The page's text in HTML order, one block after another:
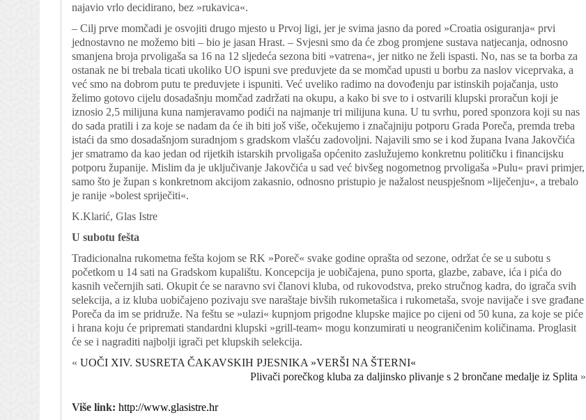
najavio vrlo decidirano, bez »rukavica«.
– Cilj prve momčadi je osvojiti drugo mjesto u Prvoj ligi, jer je svima jasno da pored »Croatia osiguranja« prvi
jednostavno ne možemo biti – bio je jasan Hrast. – Svjesni smo da će zbog promjene sustava natjecanja, odnosno
smanjena broja prvoligaša sa 16 na 12 sljedeća sezona biti »vatrena«, jer nitko ne želi ispasti. No, nas se ta borba za
ostanak ne bi trebala ticati ukoliko UO ispuni sve preduvjete da se momčad upusti u borbu za naslov viceprvaka, a
već smo na dobrom putu te preduvjete i ispuniti. Već uveliko radimo na dovođenju par istinskih pojačanja, usto
želimo gotovo cijelu dosadašnju momčad zadržati na okupu, a kako bi sve to i ostvarili klupski proračun koji je
iznosio 2,5 milijuna kuna namjeravamo podići na najmanje tri milijuna kuna. U tu svrhu, pored sponzora koji su nas
do sada pratili i za koje se nadam da će ih biti još više, očekujemo i značajniju potporu Grada Poreča, premda treba
istaći da smo dosadašnjom suradnjom s gradskom vlašću zadovoljni. Najavili smo se i kod župana Ivana Jakovčića
jer smatramo da kao jedan od rijetkih istarskih prvoligaša općenito zaslužujemo konkretnu političku i financijsku
potporu županije. Mislim da je uključivanje Jakovčića u sad već bivšeg nogometnog prvoligaša »Pulu« pravi primjer,
samo što je župan s konkretnom akcijom zakasnio, odnosno pristupio je nažalost neuspješnom »liječenju«, a trebalo
je ranije »bolest spriječiti«.
K.Klarić, Glas Istre
U subotu fešta
Tradicionalna rukometna fešta kojom se RK »Poreč« svake godine oprašta od sezone, održat će se u subotu s
početkom u 14 sati na Gradskom kupalištu. Koncepcija je uobičajena, puno sporta, glazbe, zabave, ića i pića do
kasnih večernjih sati. Okupit će se naravno svi članovi kluba, od rukovodstva, preko stručnog kadra, do igrača svih
selekcija, a iz kluba uobičajeno pozivaju sve naraštaje bivših rukometašica i rukometaša, svoje navijače i sve građane
Poreča da im se pridruže. Na feštu se »ulazi« kupnjom prigodne klupske majice po cijeni od 50 kuna, za koje se piće
i hrana koju će pripremati standardni klupski »grill-team« mogu konzumirati u neograničenim količinama. Proglasit
će se i nagraditi najbolji igrači pet klupskih selekcija.
« UOČI XIV. SUSRETA ČAKAVSKIH PJESNIKA »VERŠI NA ŠTERNI«
Plivači porečkog kluba za daljinsko plivanje s 2 brončane medalje iz Splita »
Više link: http://www.glasistre.hr